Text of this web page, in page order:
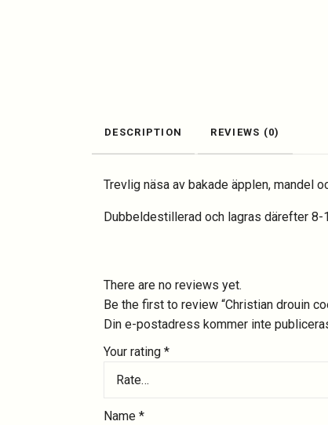
DESCRIPTION REVIEWS (0)
Trevlig näsa av bakade äpplen, mandel
Dubbeldestillerad och lagras därefter 8-
There are no reviews yet.
Be the first to review “Christian drouin
Din e-postadress kommer inte
Your rating *
Name *